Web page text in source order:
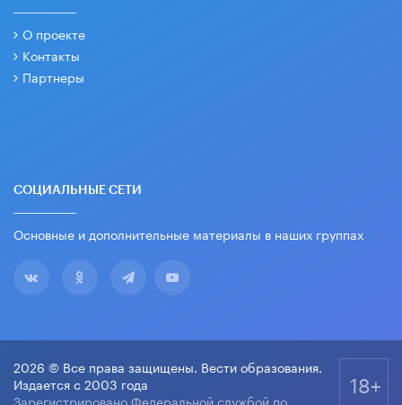
О проекте
Контакты
Партнеры
СОЦИАЛЬНЫЕ СЕТИ
Основные и дополнительные материалы в наших группах
2026 © Все права защищены. Вести образования.
Издается с 2003 года
Зарегистрировано Федеральной службой по
18+